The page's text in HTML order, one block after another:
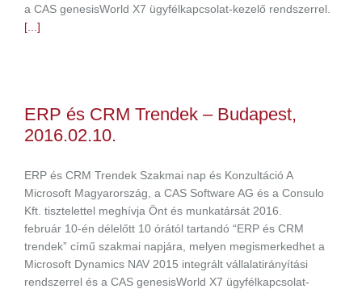
a CAS genesisWorld X7 ügyfélkapcsolat-kezelő rendszerrel.
[...]
ERP és CRM Trendek – Budapest,
2016.02.10.
ERP és CRM Trendek Szakmai nap és Konzultáció A
Microsoft Magyarország, a CAS Software AG és a Consulo
Kft. tisztelettel meghívja Önt és munkatársát 2016.
február 10-én délelőtt 10 órától tartandó “ERP és CRM
trendek” című szakmai napjára, melyen megismerkedhet a
Microsoft Dynamics NAV 2015 integrált vállalatirányítási
rendszerrel és a CAS genesisWorld X7 ügyfélkapcsolat-